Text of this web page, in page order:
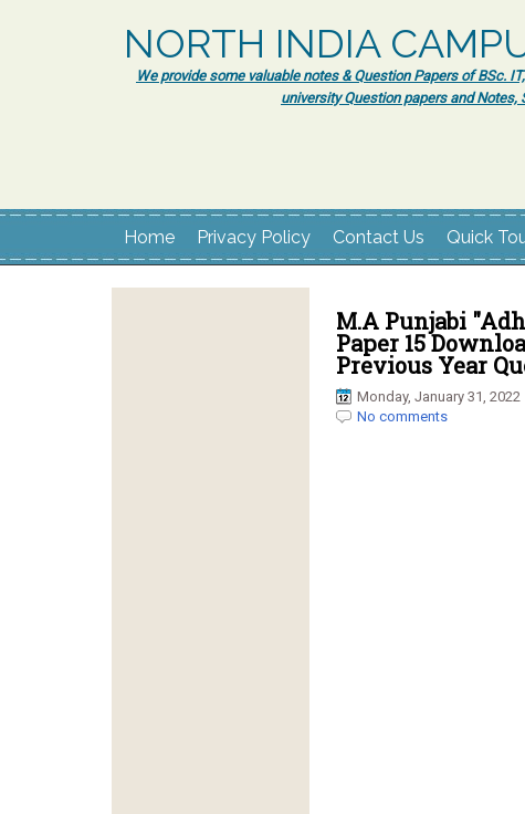
NORTH INDIA
We provide some valuable notes & Question Papers of BSc.
university Question papers and Notes,
Home Privacy Policy Contact Us Quick
M.A Punjabi
Paper 15
Previous Year
Monday, January 31, 2022
No comments